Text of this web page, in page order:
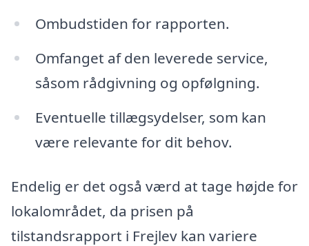
Ombudstiden for rapporten.
Omfanget af den leverede service,
såsom rådgivning og opfølgning.
Eventuelle tillægsydelser, som kan
være relevante for dit behov.
Endelig er det også værd at tage højde for
lokalområdet, da prisen på
tilstandsrapport i Frejlev kan variere